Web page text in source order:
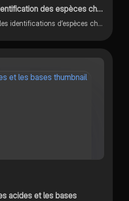
des espèces chimiques
fiches de révisions sur les identifications d’espèces chimiques en physique chimie seconde
acides et les bases